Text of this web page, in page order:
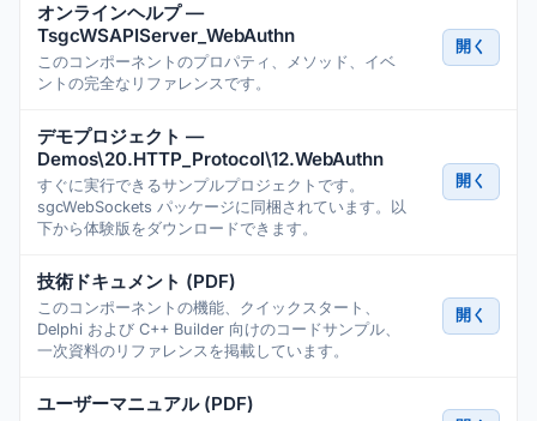
オンラインヘルプ —
TsgcWSAPIServer_WebAuthn
このコンポーネントのプロパティ、メソッド、イベ
ントの完全なリファレンスです。
開く
デモプロジェクト —
Demos\20.HTTP_Protocol\12.WebAuthn
すぐに実行できるサンプルプロジェクトです。
sgcWebSockets パッケージに同梱されています。以
下から体験版をダウンロードできます。
開く
技術ドキュメント (PDF)
このコンポーネントの機能、クイックスタート、
Delphi および C++ Builder 向けのコードサンプル、
一次資料のリファレンスを掲載しています。
開く
ユーザーマニュアル (PDF)